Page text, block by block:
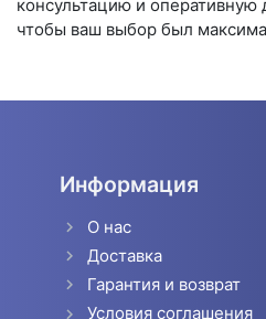
консультацию и оперативную
чтобы ваш выбор был
Информация
О нас
Доставка
Гарантия и возврат
Условия соглашения